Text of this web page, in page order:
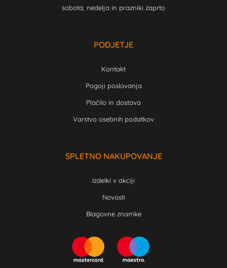
sobota, nedelja in prazniki zaprto
PODJETJE
Kontakt
Pogoji poslovanja
Plačilo in dostava
Varstvo osebnih podatkov
SPLETNO NAKUPOVANJE
Izdelki v akciji
Novosti
Blagovne znamke